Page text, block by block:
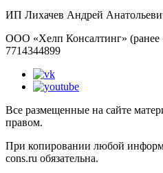
ИП Лихачев Андрей
ООО «Хелп Консалтинг»
7714344899
Все размещенные на сайте
правом.
При копировании любой
cons.ru обязательна.